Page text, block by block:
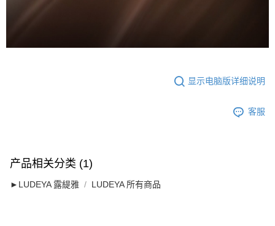
显示电脑版详细说明
客服
产品相关分类 (1)
►LUDEYA 露緹雅 LUDEYA 所有商品